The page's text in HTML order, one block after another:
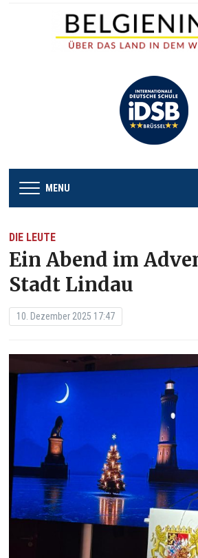
MENU
DIE LEUTE
Ein Abend im
Stadt Lindau
10. Dezember 2025 17:47